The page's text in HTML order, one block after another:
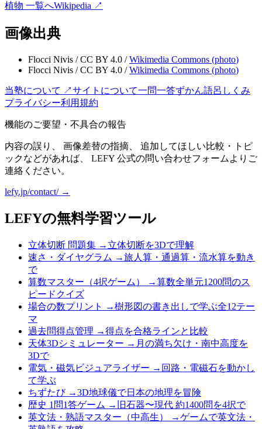
植物 一覧へWikipedia ↗
画像出典
Flocci Nivis /CC BY 4.0 / Wikimedia Commons (photo)
Flocci Nivis /CC BY 4.0 / Wikimedia Commons (photo)
当塾について ↗サイトについて一問一答ずかん語呂 しくみ
プライバシー利用規約
機能のご要望・不具合の報告
内容の誤り、 画像差替の指摘、 追加してほしい比較・トピ
ックなどがあれば、 LEFY 公式の問い合わせフォームよりご
連絡ください。
lefy.jp/contact/ →
LEFYの無料学習ツール
立体切断 問題集 → 立体切断を3Dで理解
速さ・ダイヤグラム →旅人算・通過算・流水算を動き
で
算数マスター（4択ゲーム）
→算数全単元1200問のス
ピードクイズ
場合の数プリント
→樹形図の書き出しで学ぶ全12テー
マ
過去問得点管理 →得点を合格ラインと比較
天体3Dシミュレーター → 月の満ち欠け・南中高度を
3Dで
電気・磁気ビジュアライザー → 回路・電磁石を動かし
て学ぶ
ちずたび→3D地球儀で日本の地理を冒険
歴史 1問1答ゲーム → 旧石器〜現代 約1400問を4択で
英文法・熟語マスター（中高生）
→ゲームで英文法・